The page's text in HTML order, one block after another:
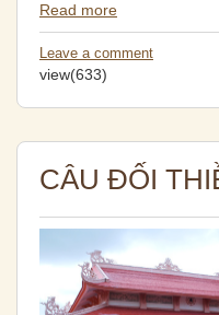
Read more
Leave a comment
view(633)
CÂU ĐỐI